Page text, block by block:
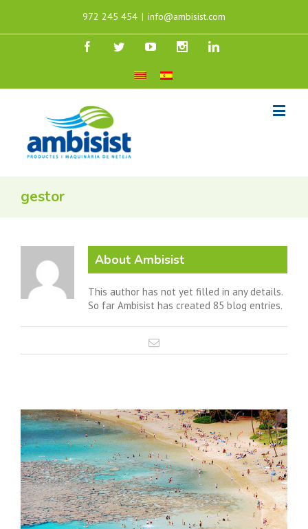
972 245 454 | info@ambisist.com
gestor
About Ambisist
This author has not yet filled in any details.
So far Ambisist has created 85 blog entries.